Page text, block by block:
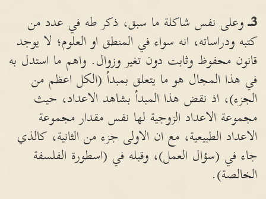
3ـوعلى نفس شاكلة ما سبق، ذكر طه في عدد من
كتبه ودراساته، انه سواء في المنطق او العلوم؛ لا يوجد
قانون محفوظ وثابت دون تغير وزوال. واهم ما استدل به
في هذا المجال هو ما يتعلق بمبدأ (الكل اعظم من
الجزء)، اذ نقض هذا المبدأ بشاهد الاعداد، حيث
مجموعة الاعداد الزوجية لها نفس مقدار مجموعة
الاعداد الطبيعية، مع ان الاولى جزء من الثانية، كالذي
جاء في (سؤال العمل)، وقبله في (اسطورة الفلسفة
الخالصة).